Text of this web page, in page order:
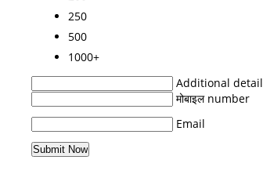
250
500
1000+
Additional detail
मोबाइल number
Email